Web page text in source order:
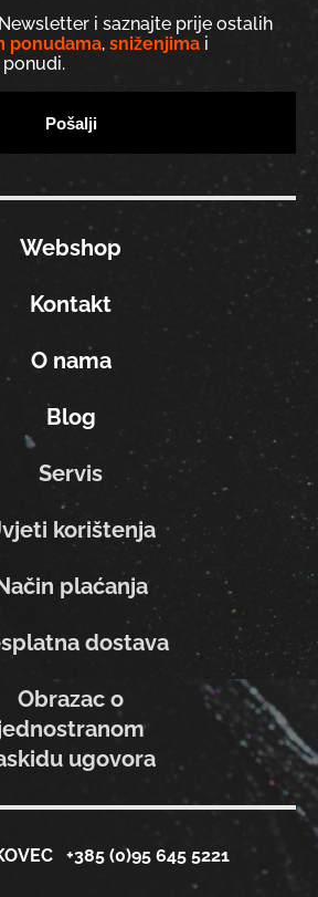
i saznajte prije ostalih
ponudama, sniženjima i
ponudi.
Webshop
Kontakt
O nama
Blog
Servis
korištenja
plaćanja
dostava
Obrazac o
ugovora
+385 (0)95 645 5221